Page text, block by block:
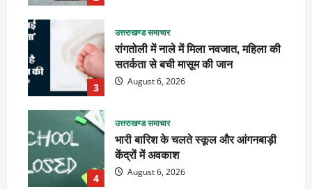
3
उत्तराखण्ड समाचार
रांगतोली में नाले में मिला नवजात, महिला की
सतर्कता से बची मासूम की जान
August 6, 2026
4
उत्तराखण्ड समाचार
भारी बारिश के चलते स्कूल और आंगनबाड़ी
केंद्रों में अवकाश
August 6, 2026